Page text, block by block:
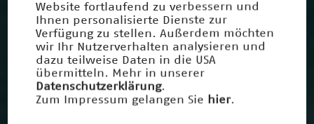
Website fortlaufend zu verbessern und
Ihnen personalisierte Dienste zur
Verfügung zu stellen. Außerdem möchten
wir Ihr Nutzerverhalten analysieren und
dazu teilweise Daten in die USA
übermitteln. Mehr in unserer
Datenschutzerklärung.
Zum Impressum gelangen Sie
hier.